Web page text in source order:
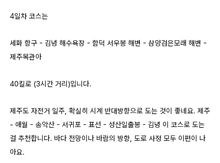
4일차 코스는
세화 항구 - 김녕 해수욕장 - 함덕 서우봉 해변 - 삼양검은모래 해변 -
제주목관아
40킬로 (3시간 거리)입니다.
제주도 자전거 일주, 확실히 시계 반대방향으로 도는 것이 좋네요. 제주
- 애월 - 송악산 - 서귀포 - 표선 - 성산일출봉 - 김녕 이 코스로 도는
걸 추천합니다. 바다 전망이나 바람의 방향, 도로 사정 모두 이편이 나
아요.